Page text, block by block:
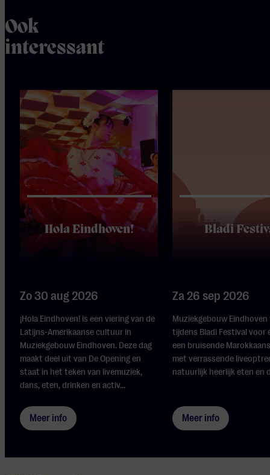
Ook
interessant
Hola Eindhoven!
Zo 30 aug 2026
¡Hola Eindhoven! is een viering van de
Latijns-Amerikaanse cultuur in
Muziekgebouw Eindhoven. Deze dag
maakt deel uit van De Opening en
staat in het teken van livemuziek,
dans, eten, drinken en activ...
Meer info
Bladi
Za 26 sep 2026
Muziekgebouw
tijdens Bladi Festival voor
een bruisende
met verrassende
natuurlijk heerlijk eten en
Meer info